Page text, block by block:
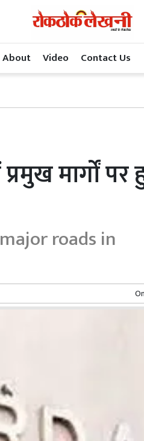
About Video Contact Us
मार्गों पर
roads in
On